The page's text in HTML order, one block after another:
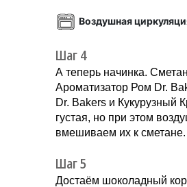
Воздушная
Шаг 4
А теперь начинка.
Ароматизатор Ром Dr.
Dr. Bakers и Кукурузный
густая, но при этом
вмешиваем их к сметане.
Шаг 5
Достаём шоколадный